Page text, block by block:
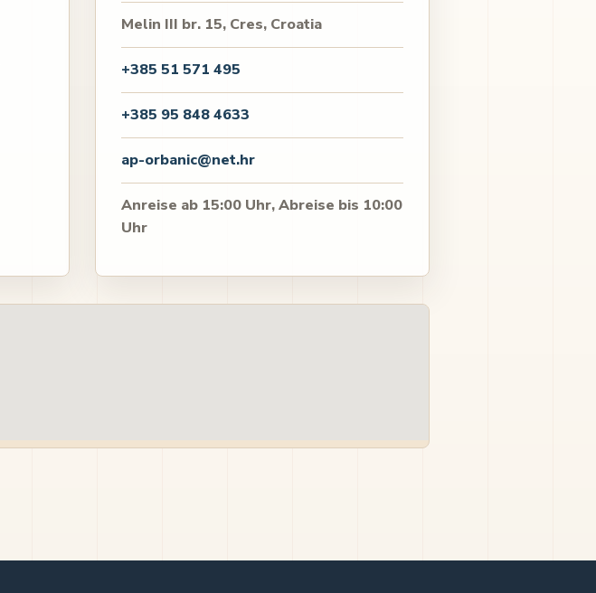
Melin III br. 15, Cres, Croatia
+385 51 571 495
+385 95 848 4633
ap-orbanic@net.hr
Anreise ab 15:00 Uhr, Abreise bis 10:00
Uhr